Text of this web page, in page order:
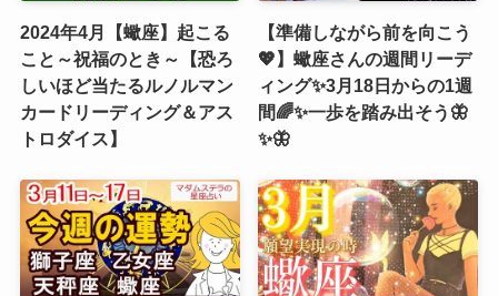
2024年4月【蠍座】起こる
こと～祝福のとき～【恐ろ
しいほど当たるルノルマン
カードリーディング＆アス
トロダイス】
【準備しながら前を向こう
💖】蠍座さんの週間リーデ
ィング✨3月18日からの1週
間🌈✨一歩を踏み出そう🦋
✨🦋